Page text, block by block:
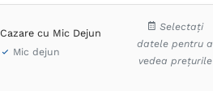
Cazare cu Mic Dejun
Mic dejun
Selectați
datele pentru a
vedea prețurile